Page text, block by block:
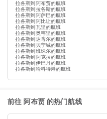
拉各斯到阿布贾的航班
拉各斯到拉各斯的航班
拉各斯到阿萨巴的航班
拉各斯到阿比让的航班
拉各斯到瓦里的航班
拉各斯到奥韦里的航班
拉各斯到达喀尔的航班
拉各斯到贝宁城的航班
拉各斯到班珠尔的航班
拉各斯到阿克拉的航班
拉各斯到伊巴丹的航班
拉各斯到哈科特港的航班
前往 阿布贾 的热门航线